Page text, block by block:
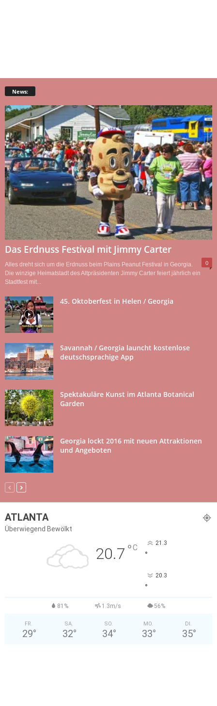
News:
Das Erdnuss Festival mit Jimmy Carter
0
Alles dreht sich um die Erdnuss beim Plains Peanut Festival in Georgia.
Die winzige Heimatstadt des Altpräsidenten Jimmy Carter feiert jährlich ein
Stadtfest mit...
45. Oktoberfest in Helen / Georgia
Savannah / Georgia launcht kostenlose
deutschsprachige App
Spektakuläre Kunst im Atlanta Botanical
Garden
Georgia lockt 2016 mit neuen Attraktionen
und Angeboten
ATLANTA
Überwiegend Bewölkt
20.7 °C 21.3
°
20.3
°
81% 1.3m/s 56%
FR.
29°
SA.
32°
SO.
34°
MO.
33°
DI.
35°